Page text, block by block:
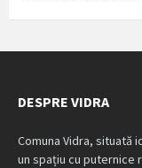
DESPRE VIDRA
Comuna Vidra, situată
un spațiu cu puternice